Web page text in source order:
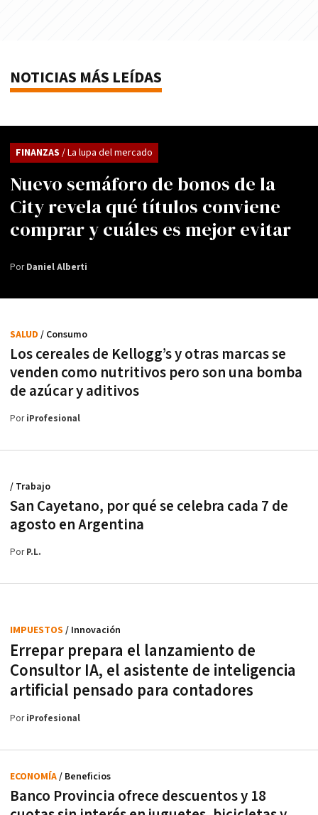
NOTICIAS MÁS LEÍDAS
Nuevo semáforo de bonos de la
City revela qué títulos conviene
comprar y cuáles es mejor evitar
FINANZAS / La lupa del mercado
PorDaniel Alberti
Los cereales de Kellogg’s y otras marcas se
venden como nutritivos pero son una bomba
de azúcar y aditivos
SALUD / Consumo
PoriProfesional
San Cayetano, por qué se celebra cada 7 de
agosto en Argentina
/ Trabajo
PorP.L.
Errepar prepara el lanzamiento de
Consultor IA, el asistente de inteligencia
artificial pensado para contadores
IMPUESTOS / Innovación
PoriProfesional
Banco Provincia ofrece descuentos y 18
ECONOMÍA/ Beneficios